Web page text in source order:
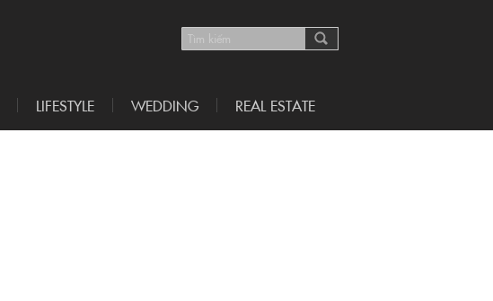
LIFESTYLE WEDDING REAL ESTATE